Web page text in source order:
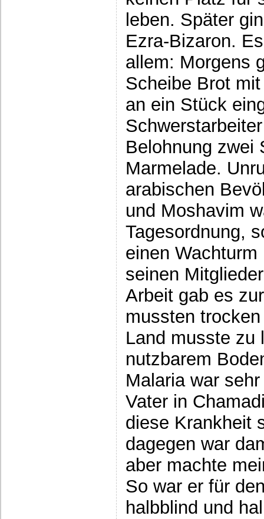
leben. Später
Ezra-Bizaron.
allem: Morgens
Scheibe Brot
an ein Stück
Belohnung zwei
Marmelade.
arabischen
und Moshavim
Tagesordnung,
einen
seinen
Arbeit gab es
mussten
Land musste zu
nutzbarem
Malaria war
Vater in
diese Krankheit
dagegen war
aber machte
So war er für
halbblind und